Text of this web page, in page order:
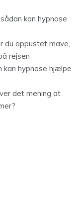
kan hypnose
du oppustet mave,
rejsen
kan hypnose hjælpe
det mening at